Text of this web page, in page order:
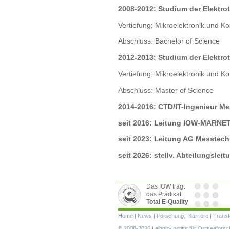
2008-2012: Studium der
Vertiefung: Mikroelektronik und
Abschluss: Bachelor of Science
2012-2013: Studium der
Vertiefung: Mikroelektronik und
Abschluss: Master of Science
2014-2016: CTD/IT-Ingenieur
seit 2016: Leitung IOW-
seit 2023: Leitung AG
seit 2026: stellv.
Das IOW trägt
das Prädikat
Total E-Quality
Navigation
überspringen
Home | News | Forschung | Karriere |